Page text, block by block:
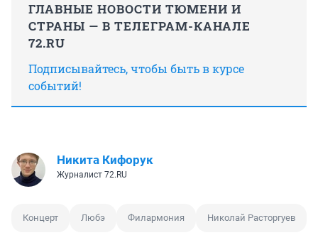
ГЛАВНЫЕ НОВОСТИ ТЮМЕНИ И
СТРАНЫ — В ТЕЛЕГРАМ-КАНАЛЕ
72.RU
Подписывайтесь, чтобы быть в курсе
событий!
Никита Кифорук
Журналист 72.RU
Концерт Любэ Филармония Николай Расторгуев